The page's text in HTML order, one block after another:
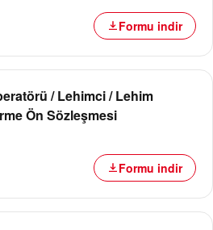
Formu indir
/ Lehimci / Lehim
Ön Sözleşmesi
Formu indir